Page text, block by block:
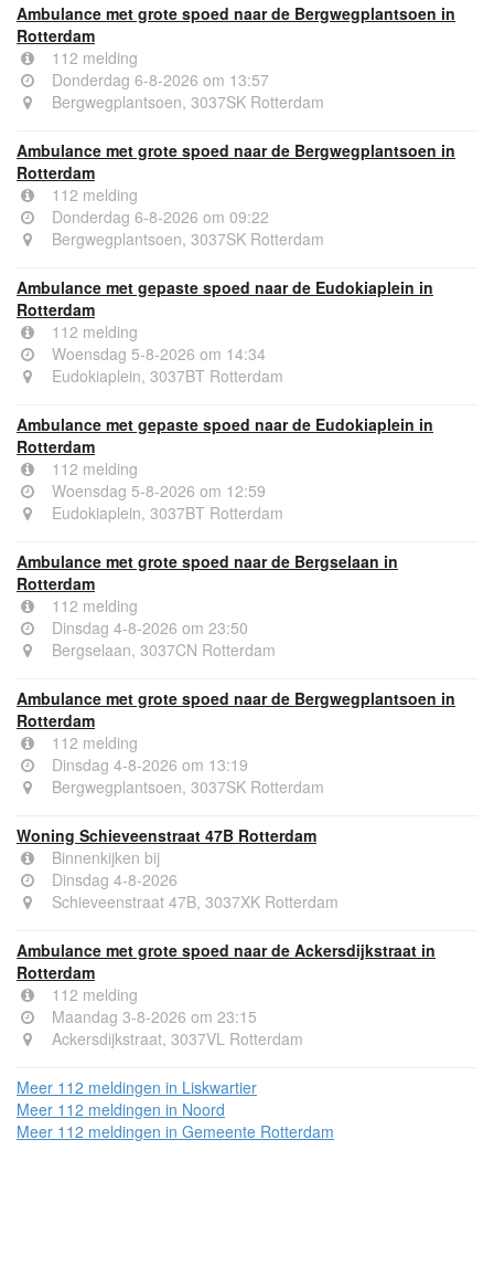
Ambulance met grote spoed naar de Bergwegplantsoen in
Rotterdam
112 melding
Donderdag 6-8-2026 om 13:57
Bergwegplantsoen, 3037SK Rotterdam
Ambulance met grote spoed naar de Bergwegplantsoen in
Rotterdam
112 melding
Donderdag 6-8-2026 om 09:22
Bergwegplantsoen, 3037SK Rotterdam
Ambulance met gepaste spoed naar de Eudokiaplein in
Rotterdam
112 melding
Woensdag 5-8-2026 om 14:34
Eudokiaplein, 3037BT Rotterdam
Ambulance met gepaste spoed naar de Eudokiaplein in
Rotterdam
112 melding
Woensdag 5-8-2026 om 12:59
Eudokiaplein, 3037BT Rotterdam
Ambulance met grote spoed naar de Bergselaan in
Rotterdam
112 melding
Dinsdag 4-8-2026 om 23:50
Bergselaan, 3037CN Rotterdam
Ambulance met grote spoed naar de Bergwegplantsoen in
Rotterdam
112 melding
Dinsdag 4-8-2026 om 13:19
Bergwegplantsoen, 3037SK Rotterdam
Woning Schieveenstraat 47B Rotterdam
Binnenkijken bij
Dinsdag 4-8-2026
Schieveenstraat 47B, 3037XK Rotterdam
Ambulance met grote spoed naar de Ackersdijkstraat in
Rotterdam
112 melding
Maandag 3-8-2026 om 23:15
Ackersdijkstraat, 3037VL Rotterdam
Meer 112 meldingen in Liskwartier
Meer 112 meldingen in Noord
Meer 112 meldingen in Gemeente Rotterdam